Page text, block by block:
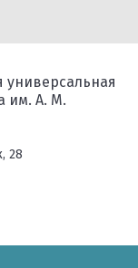
универсальная
им. А. М.
28